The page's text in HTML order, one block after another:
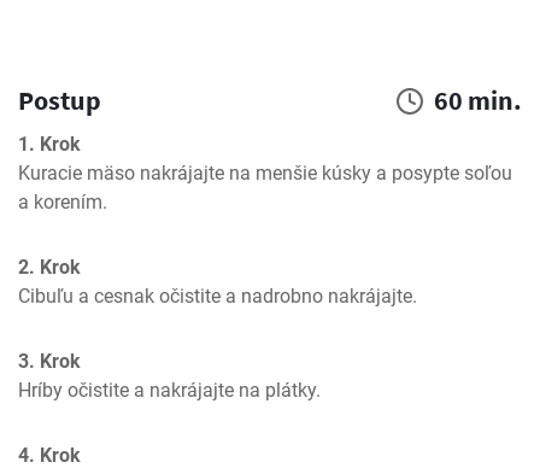
Postup 60 min.
1. Krok
Kuracie mäso nakrájajte na menšie kúsky a posypte soľou
a korením.
2. Krok
Cibuľu a cesnak očistite a nadrobno nakrájajte.
3. Krok
Hríby očistite a nakrájajte na plátky.
4. Krok